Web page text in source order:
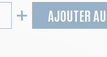
AJOUTER